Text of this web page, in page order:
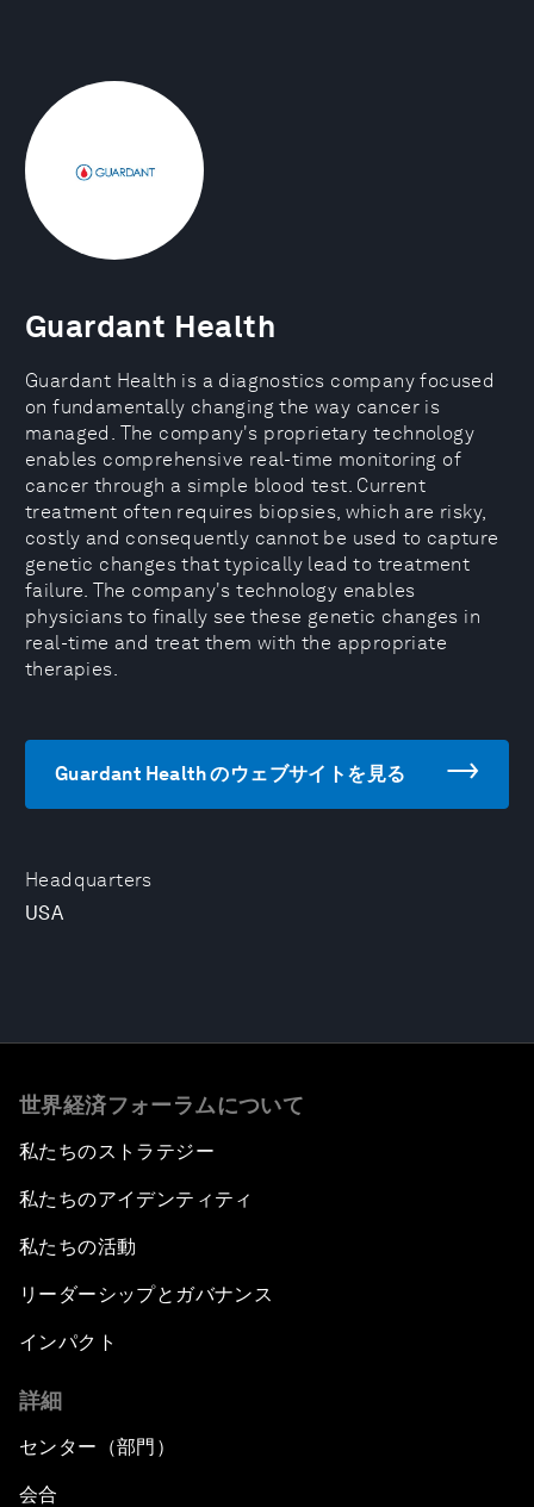
Headquarters
USA
Guardant Health
Guardant Health is a diagnostics company focused
on fundamentally changing the way cancer is
managed. The company's proprietary technology
enables comprehensive real-time monitoring of
cancer through a simple blood test. Current
treatment often requires biopsies, which are risky,
costly and consequently cannot be used to capture
genetic changes that typically lead to treatment
failure. The company's technology enables
physicians to finally see these genetic changes in
real-time and treat them with the appropriate
therapies.
Guardant Health のウェブサイトを見る
世界経済フォーラムについて
私たちのストラテジー
私たちのアイデンティティ
私たちの活動
リーダーシップとガバナンス
インパクト
詳細
センター（部門）
会合